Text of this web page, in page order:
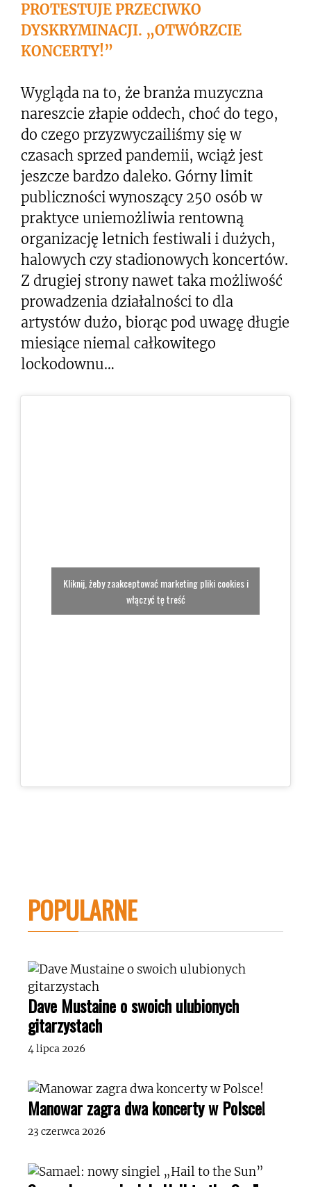
PROTESTUJE PRZECIWKO
DYSKRYMINACJI. „OTWÓRZCIE
KONCERTY!”
Wygląda na to, że branża muzyczna
nareszcie złapie oddech, choć do tego,
do czego przyzwyczailiśmy się w
czasach sprzed pandemii, wciąż jest
jeszcze bardzo daleko. Górny limit
publiczności wynoszący 250 osób w
praktyce uniemożliwia rentowną
organizację letnich festiwali i dużych,
halowych czy stadionowych koncertów.
Z drugiej strony nawet taka możliwość
prowadzenia działalności to dla
artystów dużo, biorąc pod uwagę długie
miesiące niemal całkowitego
lockodownu…
Kliknij, żeby zaakceptować marketing pliki cookies i
włączyć tę treść
POPULARNE
Dave Mustaine o swoich ulubionych
gitarzystach
4 lipca 2026
Manowar zagra dwa koncerty w Polsce!
23 czerwca 2026